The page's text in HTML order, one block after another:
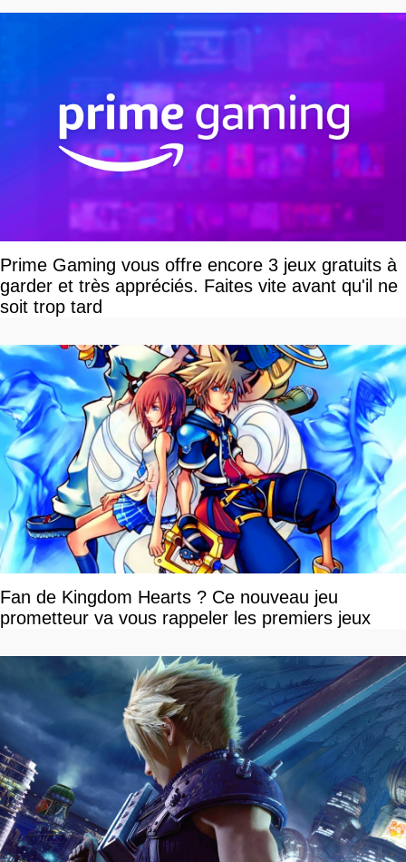
Prime Gaming vous offre encore 3 jeux gratuits à
garder et très appréciés. Faites vite avant qu'il ne
soit trop tard
Fan de Kingdom Hearts ? Ce nouveau jeu
prometteur va vous rappeler les premiers jeux